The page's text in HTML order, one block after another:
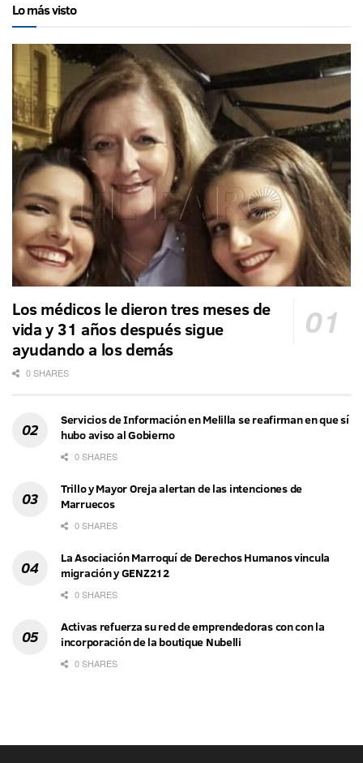
Lo más visto
Los médicos le dieron tres meses de
vida y 31 años después sigue
ayudando a los demás
0 SHARES
Servicios de Información en Melilla se reafirman en que sí
hubo aviso al Gobierno
0 SHARES
Trillo y Mayor Oreja alertan de las intenciones de
Marruecos
0 SHARES
La Asociación Marroquí de Derechos Humanos vincula
migración y GENZ212
0 SHARES
Activas refuerza su red de emprendedoras con con la
incorporación de la boutique Nubelli
0 SHARES